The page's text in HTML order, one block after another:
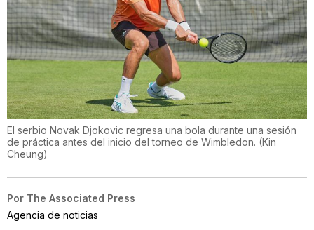
El serbio Novak Djokovic regresa una bola durante una sesión
de práctica antes del inicio del torneo de Wimbledon. (Kin
Cheung)
Por The Associated Press
Agencia de noticias